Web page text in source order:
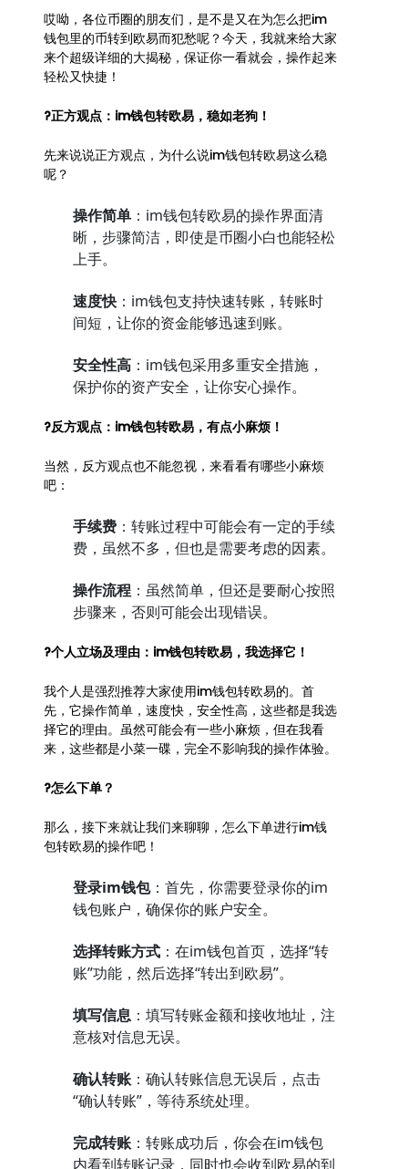
哎呦，各位币圈的朋友们，是不是又在为怎么把im
钱包里的币转到欧易而犯愁呢？今天，我就来给大家
来个超级详细的大揭秘，保证你一看就会，操作起来
轻松又快捷！
?正方观点：im钱包转欧易，稳如老狗！
先来说说正方观点，为什么说im钱包转欧易这么稳
呢？
操作简单 ：im钱包转欧易的操作界面清
晰，步骤简洁，即使是币圈小白也能轻松
上手。
速度快 ：im钱包支持快速转账，转账时
间短，让你的资金能够迅速到账。
安全性高 ：im钱包采用多重安全措施，
保护你的资产安全，让你安心操作。
?反方观点：im钱包转欧易，有点小麻烦！
当然，反方观点也不能忽视，来看看有哪些小麻烦
吧：
手续费 ：转账过程中可能会有一定的手续
费，虽然不多，但也是需要考虑的因素。
操作流程 ：虽然简单，但还是要耐心按照
步骤来，否则可能会出现错误。
?个人立场及理由：im钱包转欧易，我选择它！
我个人是强烈推荐大家使用im钱包转欧易的。首
先，它操作简单，速度快，安全性高，这些都是我选
择它的理由。虽然可能会有一些小麻烦，但在我看
来，这些都是小菜一碟，完全不影响我的操作体验。
?怎么下单？
那么，接下来就让我们来聊聊，怎么下单进行im钱
包转欧易的操作吧！
登录im钱包：首先，你需要登录你的im
钱包账户，确保你的账户安全。
选择转账方式 ：在im钱包首页，选择“转
账”功能，然后选择“转出到欧易”。
填写信息 ：填写转账金额和接收地址，注
意核对信息无误。
确认转账 ：确认转账信息无误后，点击
“确认转账”，等待系统处理。
完成转账 ：转账成功后，你会在im钱包
内看到转账记录，同时也会收到欧易的到